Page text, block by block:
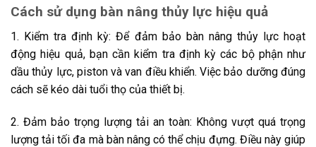
Cách sử dụng bàn nâng thủy lực hiệu quả
1. Kiểm tra định kỳ: Để đảm bảo bàn nâng thủy lực hoạt
động hiệu quả, bạn cần kiểm tra định kỳ các bộ phận như
dầu thủy lực, piston và van điều khiển. Việc bảo dưỡng đúng
cách sẽ kéo dài tuổi thọ của thiết bị.
2. Đảm bảo trọng lượng tải an toàn: Không vượt quá trọng
lượng tải tối đa mà bàn nâng có thể chịu đựng. Điều này giúp